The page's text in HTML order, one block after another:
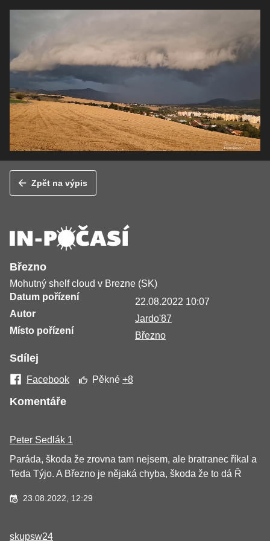
Zpět na výpis
Březno
Mohutný shelf cloud v Brezne (SK)
Datum pořízení
22.08.2022 10:07
Autor
Jardo'87
Místo pořízení
Březno
Sdílej
Facebook Pěkné+8
Komentáře
Peter Sedlák 1
Paráda, škoda že zrovna tam nejsem, ale bratranec říkal a
Teda Týjo. A Březno je nějaká chyba, škoda že to dá Ř
23.08.2022, 12:29
skupsw24